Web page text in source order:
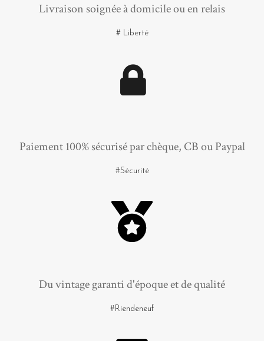
Livraison soignée à domicile ou en relais
# Liberté
Paiement 100% sécurisé par chèque, CB ou Paypal
#Sécurité
Du vintage garanti d'époque et de qualité
#Riendeneuf